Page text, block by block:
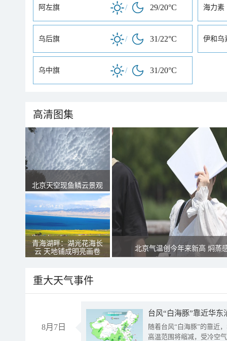
阿左旗 / 29/20°C 海力素
乌后旗 / 31/22°C 伊和乌
乌中旗 / 31/20°C
高清图集
北京天空现鱼鳞云景观
青海湖畔：湖光花海长
云 天地铺成明亮画卷
北京气温创今年来新高 焖蒸
重大天气事件
8月7日
台风“白海豚”靠近华
随着台风“白海豚”的靠近
高温范围将缩减，受冷空